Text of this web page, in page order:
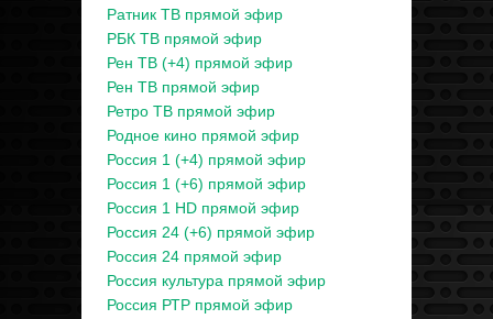
Ратник ТВ прямой эфир
РБК ТВ прямой эфир
Рен ТВ (+4) прямой эфир
Рен ТВ прямой эфир
Ретро ТВ прямой эфир
Родное кино прямой эфир
Россия 1 (+4) прямой эфир
Россия 1 (+6) прямой эфир
Россия 1 HD прямой эфир
Россия 24 (+6) прямой эфир
Россия 24 прямой эфир
Россия культура прямой эфир
Россия РТР прямой эфир